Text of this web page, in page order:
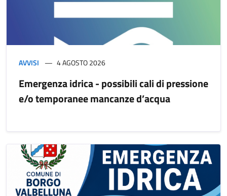
AVVISI 4 AGOSTO 2026
Emergenza idrica - possibili cali di pressione
e/o temporanee mancanze d’acqua